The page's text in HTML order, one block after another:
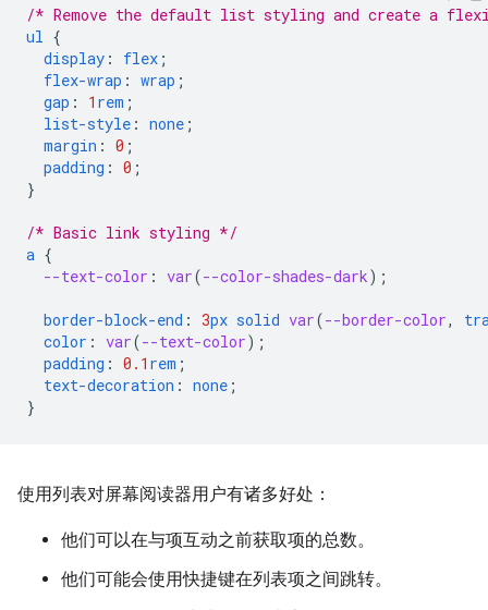
/* Remove the default list styling and create a
ul {
display : flex ;
flex-wrap : wrap ;
gap : 1 rem ;
list-style : none ;
margin : 0 ;
padding : 0 ;
}
/* Basic link styling */
a {
--text-color : var(--color-shades-dark);
border-block-end : 3px solid var(--border-color,
color : var(--text-color);
padding : 0.1 rem ;
text-decoration : none ;
}
使用列表对屏幕阅读器用户有诸多好处：
他们可以在与项互动之前获取项的总数。
他们可能会使用快捷键在列表项之间跳转。